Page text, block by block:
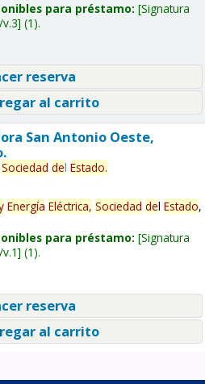
para préstamo: Signatura
(1).
reserva
al carrito
San Antonio Oeste,
Sociedad del Estado.
Energía Eléctrica, Sociedad del Estado,
para préstamo: Signatura
(1).
reserva
al carrito